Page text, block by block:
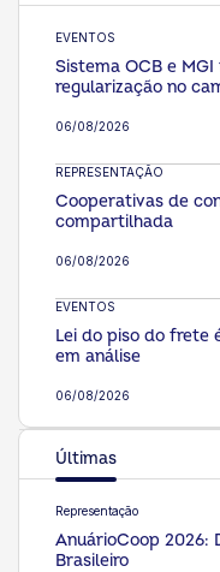
EVENTOS
06/08/2026
Sistema OCB e
regularização no
REPRESENTAÇÃO
06/08/2026
Cooperativas de
compartilhada
EVENTOS
06/08/2026
Lei do piso do frete
em análise
Últimas
Representação
AnuárioCoop 2026:
Brasileiro